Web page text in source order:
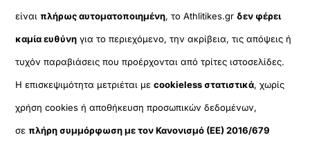
είναιπλήρως αυτοματοποιημένη, το Athlitikes.gr δεν φέρει
καμία ευθύνη για το περιεχόμενο, την ακρίβεια, τις απόψεις ή
τυχόν παραβιάσεις που προέρχονται από τρίτες ιστοσελίδες.
Η επισκεψιμότητα μετριέται μεcookieless στατιστικά, χωρίς
χρήση cookies ή αποθήκευση προσωπικών δεδομένων,
σεπλήρη συμμόρφωση με τον Κανονισμό (ΕΕ) 2016/679